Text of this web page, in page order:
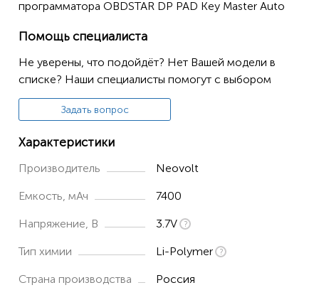
программатора OBDSTAR DP PAD Key Master Auto
Помощь специалиста
Не уверены, что подойдёт? Нет Вашей модели в
списке? Наши специалисты помогут с выбором
Задать вопрос
Характеристики
Производитель Neovolt
Емкость, мАч 7400
Напряжение, В 3.7V
Тип химии Li-Polymer
Страна производства Россия